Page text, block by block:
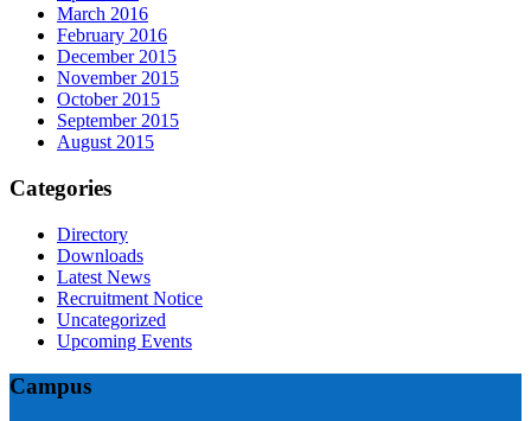
March 2016
February 2016
December 2015
November 2015
October 2015
September 2015
August 2015
Categories
Directory
Downloads
Latest News
Recruitment Notice
Uncategorized
Upcoming Events
Campus